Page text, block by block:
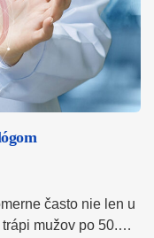
často nie len u
trápi mužov po 50.…